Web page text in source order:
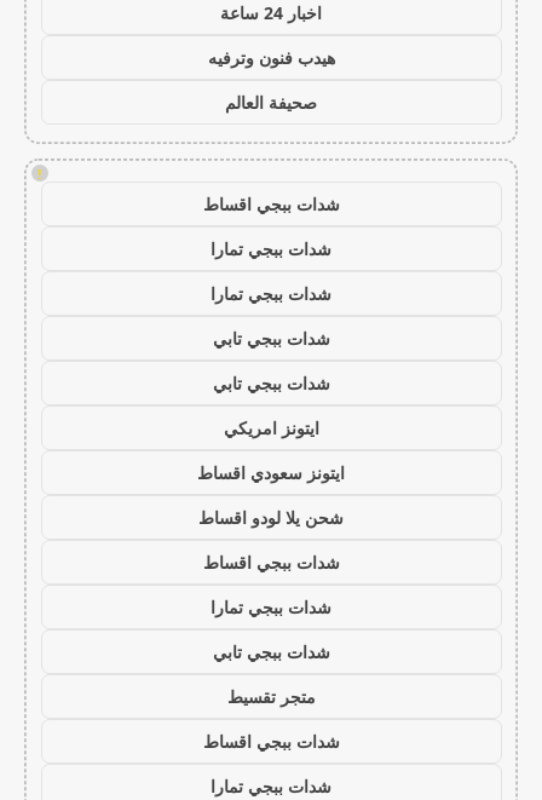
اخبار 24 ساعة
هيدب فنون وترفيه
صحيفة العالم
!
شدات ببجي اقساط
شدات ببجي تمارا
شدات ببجي تمارا
شدات ببجي تابي
شدات ببجي تابي
ايتونز امريكي
ايتونز سعودي اقساط
شحن يلا لودو اقساط
شدات ببجي اقساط
شدات ببجي تمارا
شدات ببجي تابي
متجر تقسيط
شدات ببجي اقساط
شدات ببجي تمارا